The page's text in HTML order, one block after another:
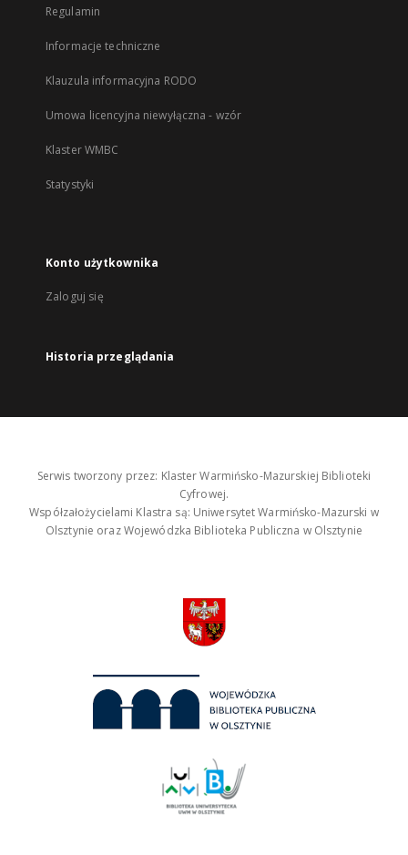
Regulamin
Informacje techniczne
Klauzula informacyjna RODO
Umowa licencyjna niewyłączna - wzór
Klaster WMBC
Statystyki
Konto użytkownika
Zaloguj się
Historia przeglądania
Serwis tworzony przez: Klaster Warmińsko-Mazurskiej Biblioteki
Cyfrowej.
Współzałożycielami Klastra są: Uniwersytet Warmińsko-Mazurski w
Olsztynie oraz Wojewódzka Biblioteka Publiczna w Olsztynie